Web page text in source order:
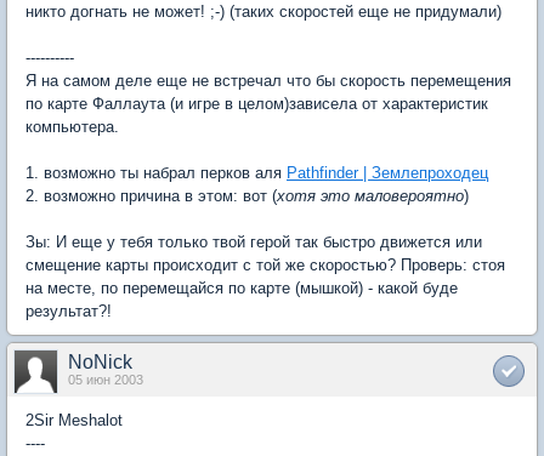
никто догнать не может! ;-) (таких скоростей еще не придумали)
----------
Я на самом деле еще не встречал что бы скорость перемещения
по карте Фаллаута (и игре в целом)зависела от характеристик
компьютера.
1. возможно ты набрал перков аля Pathfinder | Землепроходец
2. возможно причина в этом: вот (хотя это маловероятно)
Зы: И еще у тебя только твой герой так быстро движется или
смещение карты происходит с той же скоростью? Проверь: стоя
на месте, по перемещайся по карте (мышкой) - какой буде
результат?!
NoNick
05 июн 2003
2Sir Meshalot
----